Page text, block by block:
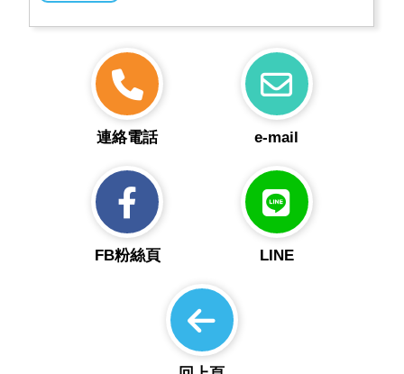
連絡電話 e-mail
FB粉絲頁 LINE